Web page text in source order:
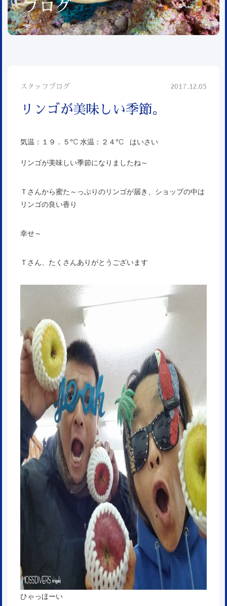
ブログ
スタッフブログ 2017.12.05
リンゴが美味しい季節。
気温：１９．５℃ 水温：２４℃ はいさい
リンゴが美味しい季節になりましたね～
Ｔさんから蜜た～っぷりのリンゴが届き、ショップの中は
リンゴの良い香り
幸せ～
Ｔさん、たくさんありがとうございます
ひゃっほーい